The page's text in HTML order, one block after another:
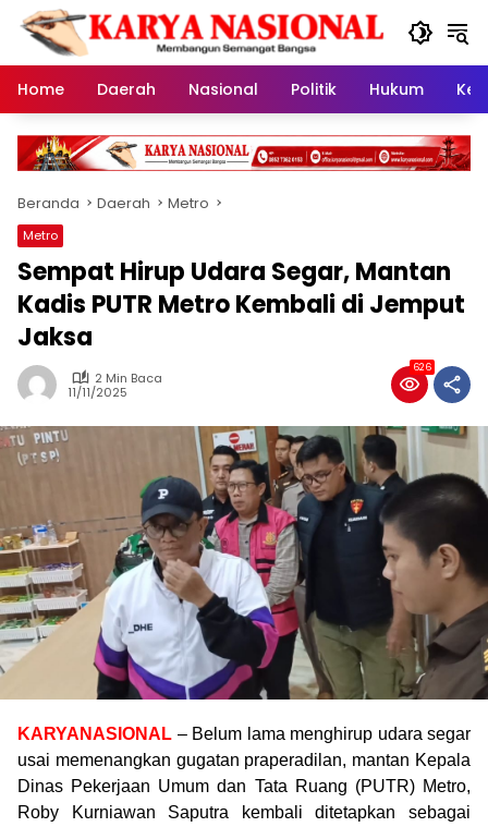
Langsung
konten
Home
Daerah Nasional Politik Hukum
Beranda Daerah Metro
Metro
Sempat Hirup Udara Segar, Mantan
Kadis PUTR Metro Kembali di Jemput
Jaksa
2 Min Baca
11/11/2025
626
KARYANASIONAL – Belum lama menghirup udara segar
usai memenangkan gugatan praperadilan, mantan Kepala
Dinas Pekerjaan Umum dan Tata Ruang (PUTR) Metro,
Roby Kurniawan Saputra kembali ditetapkan sebagai